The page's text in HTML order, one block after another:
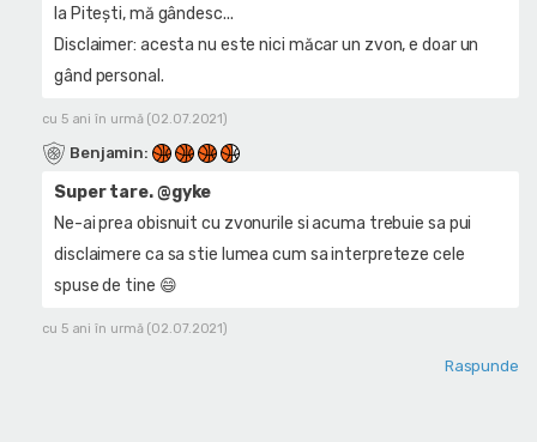
la Pitești, mă gândesc...
Disclaimer: acesta nu este nici măcar un zvon, e doar un
gând personal.
cu 5 ani în urmă (02.07.2021)
Benjamin:
Super tare. @gyke
Ne-ai prea obisnuit cu zvonurile si acuma trebuie sa pui
disclaimere ca sa stie lumea cum sa interpreteze cele
spuse de tine 😄
cu 5 ani în urmă (02.07.2021)
Raspunde